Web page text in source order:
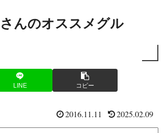
んのオススメグル
LINE コピー
2016.11.11 2025.02.09